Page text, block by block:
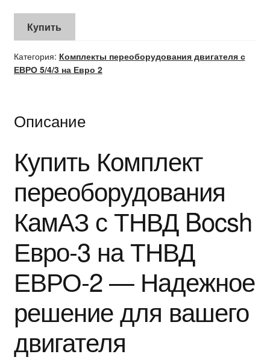
Купить
Категория: Комплекты переоборудования двигателя с
ЕВРО 5/4/3 на Евро 2
Описание
Купить Комплект
переоборудования
КамАЗ с ТНВД Bocsh
Евро-3 на ТНВД
ЕВРО-2 — Надежное
решение для вашего
двигателя